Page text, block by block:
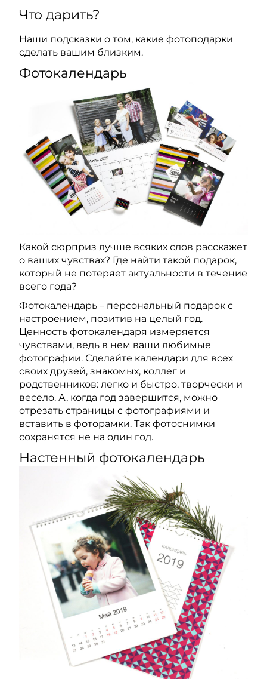
Что дарить?
Наши подсказки о том, какие фотоподарки
сделать вашим близким.
Фотокалендарь
Какой сюрприз лучше всяких слов расскажет
о ваших чувствах? Где найти такой подарок,
который не потеряет актуальности в течение
всего года?
Фотокалендарь – персональный подарок с
настроением, позитив на целый год.
Ценность фотокалендаря измеряется
чувствами, ведь в нем ваши любимые
фотографии. Сделайте календари для всех
своих друзей, знакомых, коллег и
родственников: легко и быстро, творчески и
весело. А, когда год завершится, можно
отрезать страницы с фотографиями и
вставить в фоторамки. Так фотоснимки
сохранятся не на один год.
Настенный фотокалендарь